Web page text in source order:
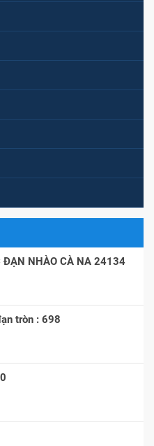
ĐẠN NHÀO CÀ NA 24134
tròn : 698